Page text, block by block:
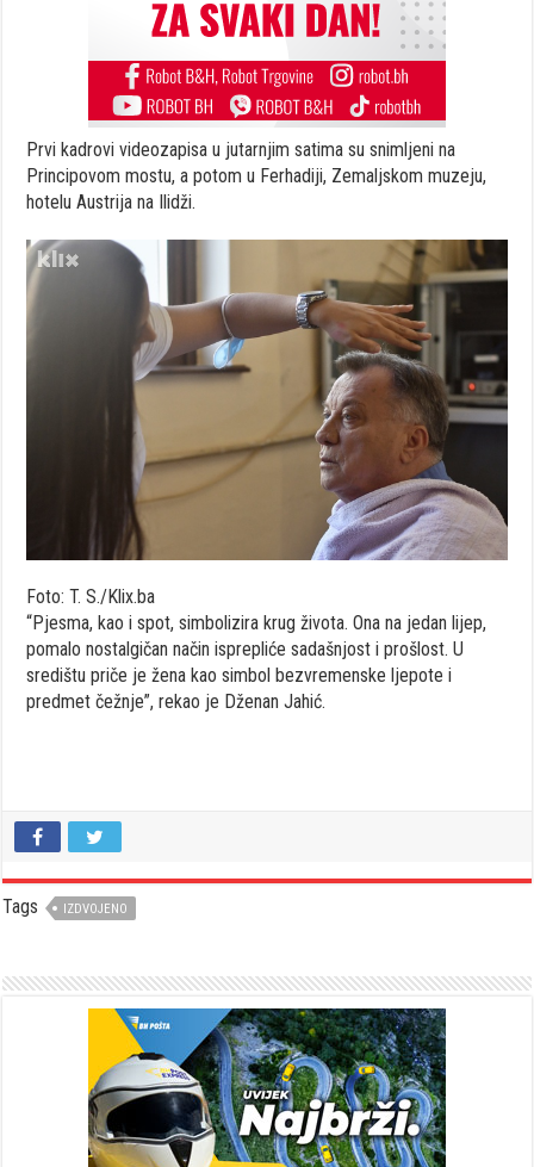
Prvi kadrovi videozapisa u jutarnjim satima su snimljeni na
Principovom mostu, a potom u Ferhadiji, Zemaljskom muzeju,
hotelu Austrija na Ilidži.
Foto: T. S./Klix.ba
“Pjesma, kao i spot, simbolizira krug života. Ona na jedan lijep,
pomalo nostalgičan način isprepliće sadašnjost i prošlost. U
središtu priče je žena kao simbol bezvremenske ljepote i
predmet čežnje”, rekao je Dženan Jahić.
Tags IZDVOJENO